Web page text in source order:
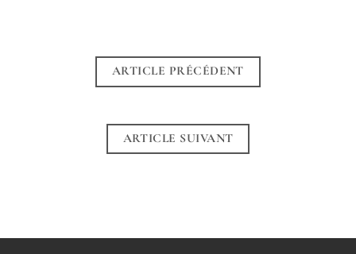
ARTICLE PRÉCÉDENT
ARTICLE SUIVANT